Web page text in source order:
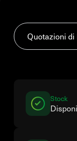
Quotazioni di
Stock